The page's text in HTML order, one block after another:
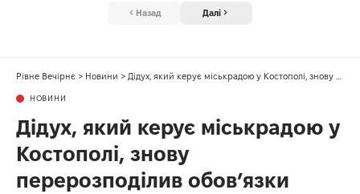
Назад Далі
Рівне Вечірнє > Новини > Дідух, який керує міськрадою у Костополі, знову перерозподілив обов’язки заступникам
НОВИНИ
Дідух, який керує міськрадою у
Костополі, знову
перерозподілив обов’язки